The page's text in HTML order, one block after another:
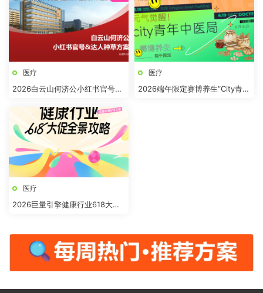
医疗
2026白云山何济公小红书官号
医疗
2026端午限定赛博养生“City青年
医疗
2026巨量引擎健康行业618大促